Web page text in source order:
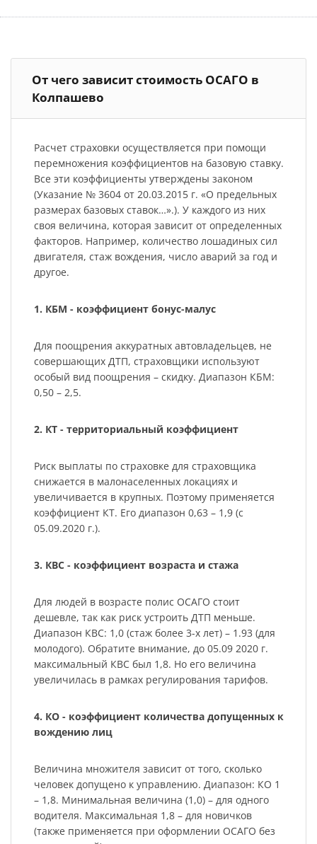
От чего зависит стоимость ОСАГО в
Колпашево
Расчет страховки осуществляется при помощи
перемножения коэффициентов на базовую ставку.
Все эти коэффициенты утверждены законом
(Указание № 3604 от 20.03.2015 г. «О предельных
размерах базовых ставок…».). У каждого из них
своя величина, которая зависит от определенных
факторов. Например, количество лошадиных сил
двигателя, стаж вождения, число аварий за год и
другое.
1. КБМ - коэффициент бонус-малус
Для поощрения аккуратных автовладельцев, не
совершающих ДТП, страховщики используют
особый вид поощрения – скидку. Диапазон КБМ:
0,50 – 2,5.
2. КТ - территориальный коэффициент
Риск выплаты по страховке для страховщика
снижается в малонаселенных локациях и
увеличивается в крупных. Поэтому применяется
коэффициент КТ. Его диапазон 0,63 – 1,9 (с
05.09.2020 г.).
3. КВС - коэффициент возраста и стажа
Для людей в возрасте полис ОСАГО стоит
дешевле, так как риск устроить ДТП меньше.
Диапазон КВС: 1,0 (стаж более 3-х лет) – 1.93 (для
молодого). Обратите внимание, до 05.09 2020 г.
максимальный КВС был 1,8. Но его величина
увеличилась в рамках регулирования тарифов.
4. КО - коэффициент количества допущенных к
вождению лиц
Величина множителя зависит от того, сколько
человек допущено к управлению. Диапазон: КО 1
– 1,8. Минимальная величина (1,0) – для одного
водителя. Максимальная 1,8 – для новичков
(также применяется при оформлении ОСАГО без